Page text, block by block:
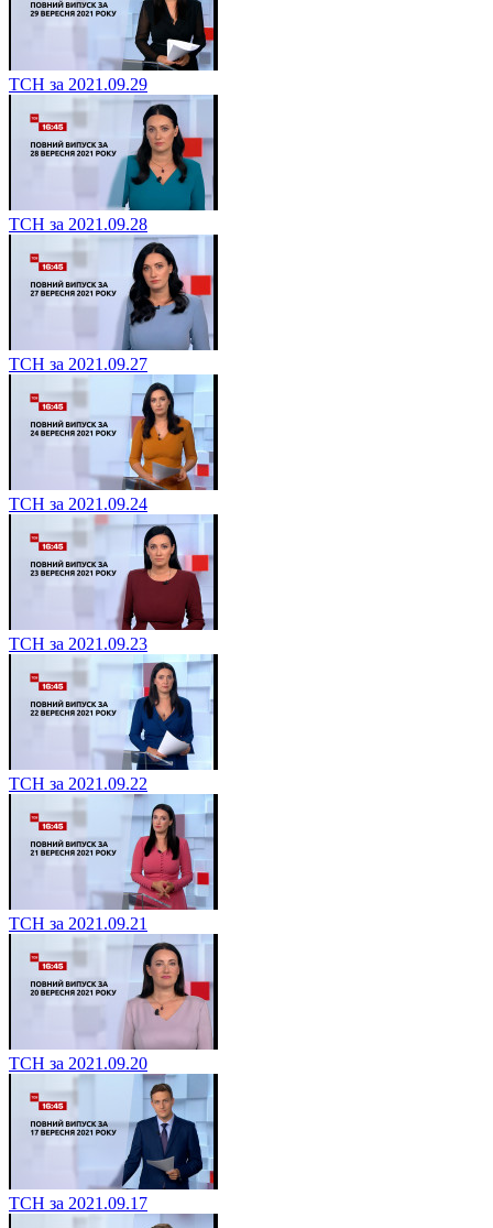
ТСН за 2021.09.29
ТСН за 2021.09.28
ТСН за 2021.09.27
ТСН за 2021.09.24
ТСН за 2021.09.23
ТСН за 2021.09.22
ТСН за 2021.09.21
ТСН за 2021.09.20
ТСН за 2021.09.17